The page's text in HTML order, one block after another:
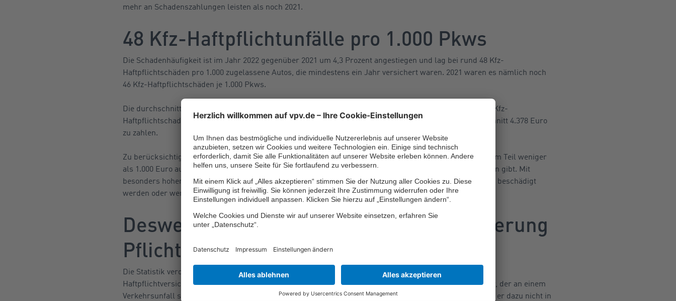
mehr an Schadenszahlungen leisten als noch 2021.
48 Kfz-Haftpflichtunfälle pro 1.000 Pkws
Die Schadenhäufigkeit ist im Jahr 2022 gegenüber 2021 um 4,3 Prozent angestiegen und lag bei rund 48 Kfz-
Haftpflichtschäden pro 1.000 zugelassene Autos, die mindestens ein Jahr versichert waren. 2021 waren es nämlich noch
46 Kfz-Haftpflichtschäden je 1.000 Pkws.
Die durchschnittliche Schadenhöhe pro Pkw-Haftpflichtschaden hat sich um fast 7,7 Prozent erhöht. Pro Kfz-
Haftpflichtschaden, der mit einem Pkw verursacht wurde, hatten die Kfz-Versicherer in 2022 im Durchschnitt 4.378 Euro
zu zahlen.
Zu berücksichtigen ist hierbei, dass es neben zahlreichen Bagatellschäden mit einer Schadenhöhe von zum Teil weniger
als 1.000 Euro auch diverse Kfz-Unfälle mit teils fünf-, sechs- oder sogar siebenstelligen Schadensummen gibt. Mit
besonders hohen Schäden ist zu rechnen, wenn bei einem Autounfall teure oder auch mehrere Fahrzeuge beschädigt
werden oder wenn Unfallbeteiligte, die nicht am Unfall schuld sind, verletzt oder gar getötet werden.
Deswegen ist eine Kfz-Haftpflichtversicherung
Pflicht
Die Statistik verdeutlicht, warum für alle Autos, die auf öffentlichen Straßen unterwegs sind, eine Kfz-
Haftpflichtversicherung gesetzlich vorgeschrieben ist. Wäre dies nicht der Fall, müsste jeder Pkw-Fahrer, der an einem
Verkehrsunfall schuld ist, für Schäden, die er dabei bei anderen angerichtet hat, selbst aufkommen. Wäre er dazu nicht in